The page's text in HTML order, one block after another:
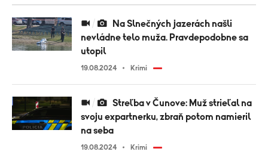
nevládne telo muža. Pravdepodobne sa
utopil
19.08.2024 Krimi
svoju expartnerku, zbraň potom namieril
na seba
19.08.2024 Krimi